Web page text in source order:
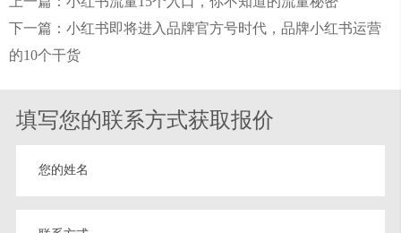
下一篇：小红书即将进入品牌官方号时代，品牌小红书运营
的10个干货
填写您的联系方式获取报价